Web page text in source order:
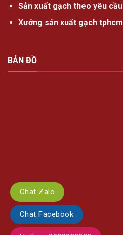
Sản xuất gạch theo yêu cầu
Xưởng sản xuất gạch tphcm
BẢN ĐỒ
Chat Zalo
Chat Facebook